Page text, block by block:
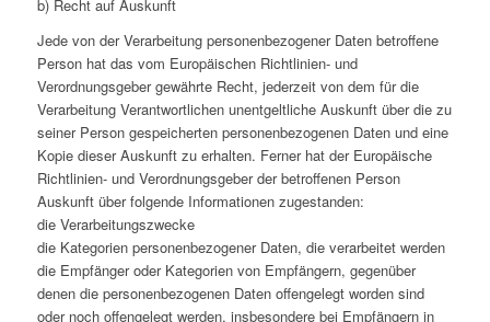
b) Recht auf Auskunft
Jede von der Verarbeitung personenbezogener Daten betroffene
Person hat das vom Europäischen Richtlinien- und
Verordnungsgeber gewährte Recht, jederzeit von dem für die
Verarbeitung Verantwortlichen unentgeltliche Auskunft über die zu
seiner Person gespeicherten personenbezogenen Daten und eine
Kopie dieser Auskunft zu erhalten. Ferner hat der Europäische
Richtlinien- und Verordnungsgeber der betroffenen Person
Auskunft über folgende Informationen zugestanden:
die Verarbeitungszwecke
die Kategorien personenbezogener Daten, die verarbeitet werden
die Empfänger oder Kategorien von Empfängern, gegenüber
denen die personenbezogenen Daten offengelegt worden sind
oder noch offengelegt werden, insbesondere bei Empfängern in